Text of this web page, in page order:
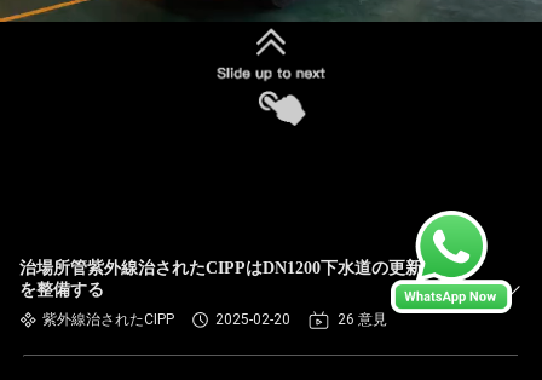
治場所管紫外線治されたCIPPはDN1200下水道の更新の構造
を整備する
紫外線治されたCIPP 2025-02-20 26 意見